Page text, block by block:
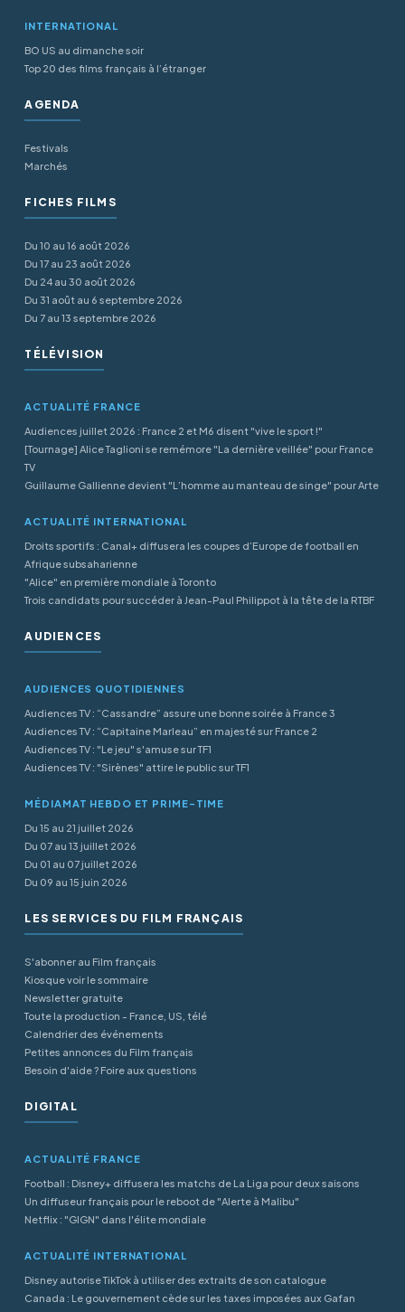
INTERNATIONAL
BO US au dimanche soir
Top 20 des films français à l’étranger
AGENDA
Festivals
Marchés
FICHES FILMS
Du 10 au 16 août 2026
Du 17 au 23 août 2026
Du 24 au 30 août 2026
Du 31 août au 6 septembre 2026
Du 7 au 13 septembre 2026
TÉLÉVISION
ACTUALITÉ FRANCE
Audiences juillet 2026 : France 2 et M6 disent "vive le sport !"
[Tournage] Alice Taglioni se remémore "La dernière veillée" pour France
TV
Guillaume Gallienne devient "L’homme au manteau de singe" pour Arte
ACTUALITÉ INTERNATIONAL
Droits sportifs : Canal+ diffusera les coupes d’Europe de football en
Afrique subsaharienne
"Alice" en première mondiale à Toronto
Trois candidats pour succéder à Jean-Paul Philippot à la tête de la RTBF
AUDIENCES
AUDIENCES QUOTIDIENNES
Audiences TV : “Cassandre” assure une bonne soirée à France 3
Audiences TV : “Capitaine Marleau” en majesté sur France 2
Audiences TV : "Le jeu" s'amuse sur TF1
Audiences TV : "Sirènes" attire le public sur TF1
MÉDIAMAT HEBDO ET PRIME-TIME
Du 15 au 21 juillet 2026
Du 07 au 13 juillet 2026
Du 01 au 07 juillet 2026
Du 09 au 15 juin 2026
LES SERVICES DU FILM FRANÇAIS
S'abonner au Film français
Kiosque voir le sommaire
Newsletter gratuite
Toute la production - France, US, télé
Calendrier des événements
Petites annonces du Film français
Besoin d'aide ? Foire aux questions
DIGITAL
ACTUALITÉ FRANCE
Football : Disney+ diffusera les matchs de La Liga pour deux saisons
Un diffuseur français pour le reboot de "Alerte à Malibu"
Netflix : "GIGN" dans l'élite mondiale
ACTUALITÉ INTERNATIONAL
Disney autorise TikTok à utiliser des extraits de son catalogue
Canada : Le gouvernement cède sur les taxes imposées aux Gafan